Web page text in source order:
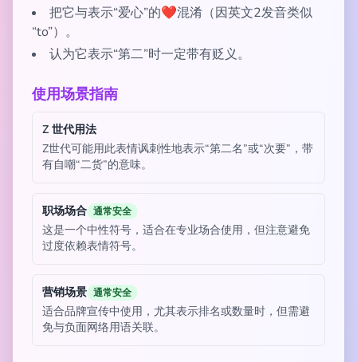
把它与表示“爱心”的❤️混淆（因英文2发音类似
“to”）。
认为它表示“第二”时一定带有贬义。
使用场景指南
Z 世代用法
Z世代可能用此表情讽刺性地表示“第二名”或“次要”，带
有自嘲“二货”的意味。
职场场合 通常安全
这是一个中性符号，适合在专业场合使用，但注意避免
过度依赖表情符号。
营销场景 通常安全
适合品牌宣传中使用，尤其表示排名或数量时，但需避
免与负面网络用语关联。